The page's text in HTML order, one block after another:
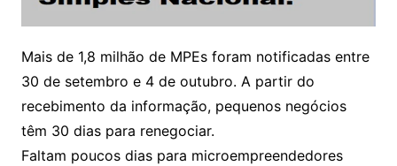
Mais de 1,8 milhão de MPEs foram notificadas entre
30 de setembro e 4 de outubro. A partir do
recebimento da informação, pequenos negócios
têm 30 dias para renegociar.
Faltam poucos dias para microempreendedores